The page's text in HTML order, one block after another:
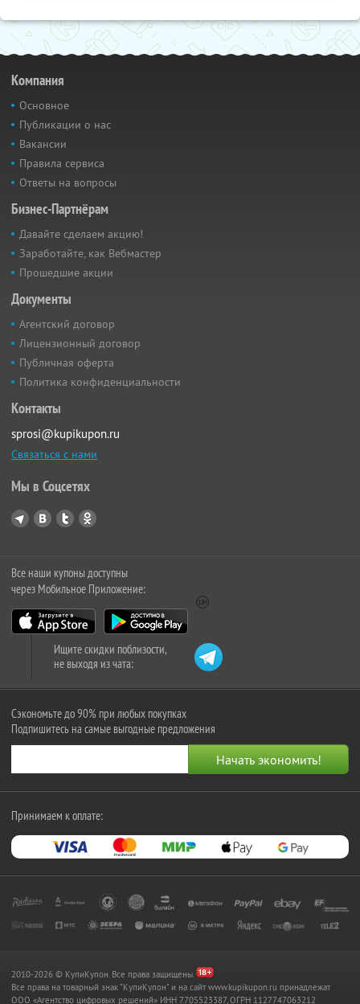
Компания
Основное
Публикации о нас
Вакансии
Правила сервиса
Ответы на вопросы
Бизнес-Партнёрам
Давайте сделаем акцию!
Заработайте, как Вебмастер
Прошедшие акции
Документы
Агентский договор
Лицензионный договор
Публичная оферта
Политика конфиденциальности
Контакты
sprosi@kupikupon.ru
Связаться с нами
Мы в Соцсетях
Все наши купоны доступны
через Мобильное Приложение:
Ищите скидки поблизости,
не выходя из чата:
Сэкономьте до 90% при любых покупках
Подпишитесь на самые выгодные предложения
Принимаем к оплате:
2010-2026 © КупиКупон. Все права защищены.
Все права на товарный знак "КупиКупон" и на сайт www.kupikupon.ru принадлежат
OOO «Агентство цифровых решений» ИНН 7705523387, ОГРН 1127747063212